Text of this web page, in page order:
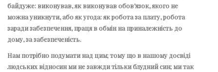
байдуже: виконував, як виконував обов’язок, якого не
можна уникнути, або як угода: як робота за плату, робота
заради забезпечення, праця в обмін на приналежність до
дому, за забезпеченість.
Нам потрібно подумати над цим; тому що в нашому досвіді
людських відносин ми не завжди тільки блудний син; ми так